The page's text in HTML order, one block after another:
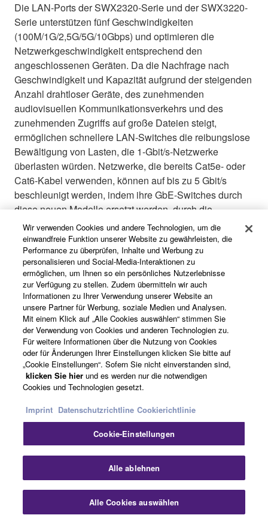
Die LAN-Ports der SWX2320-Serie und der SWX3220-
Serie unterstützen fünf Geschwindigkeiten
(100M/1G/2,5G/5G/10Gbps) und optimieren die
Netzwerkgeschwindigkeit entsprechend den
angeschlossenen Geräten. Da die Nachfrage nach
Geschwindigkeit und Kapazität aufgrund der steigenden
Anzahl drahtloser Geräte, des zunehmenden
audiovisuellen Kommunikationsverkehrs und des
zunehmenden Zugriffs auf große Dateien steigt,
ermöglichen schnellere LAN-Switches die reibungslose
Bewältigung von Lasten, die 1-Gbit/s-Netzwerke
überlasten würden. Netzwerke, die bereits Cat5e- oder
Cat6-Kabel verwenden, können auf bis zu 5 Gbit/s
beschleunigt werden, indem ihre GbE-Switches durch
diese neuen Modelle ersetzt werden. durch die
Verwendung von Cat6A-Kabeln mit diesen Modellen
können Netzwerke mit 10 Gbit/s geschaffen werden.
Aufrüstung bestehender Netze
Downloads
Wir verwenden Cookies und andere Technologien, um die
einwandfreie Funktion unserer Website zu gewährleisten, die
Performance zu überprüfen, Inhalte und Werbung zu
personalisieren und Social-Media-Interaktionen zu
ermöglichen, um Ihnen so ein persönliches Nutzerlebnisse
zur Verfügung zu stellen. Zudem übermitteln wir auch
Informationen zu Ihrer Verwendung unserer Website an
unsere Partner für Werbung, soziale Medien und Analysen.
Mit einem Klick auf „Alle Cookies auswählen“ stimmen Sie
der Verwendung von Cookies und anderen Technologien zu.
Für weitere Informationen über die Nutzung von Cookies
oder für Änderungen Ihrer Einstellungen klicken Sie bitte auf
„Cookie Einstellungen“. Sofern Sie nicht einverstanden sind,
klicken Sie hier und es werden nur die notwendigen
Cookies und Technologien gesetzt.
Imprint Datenschutzrichtline Cookierichtlinie
Cookie-Einstellungen
Alle ablehnen
Alle Cookies auswählen